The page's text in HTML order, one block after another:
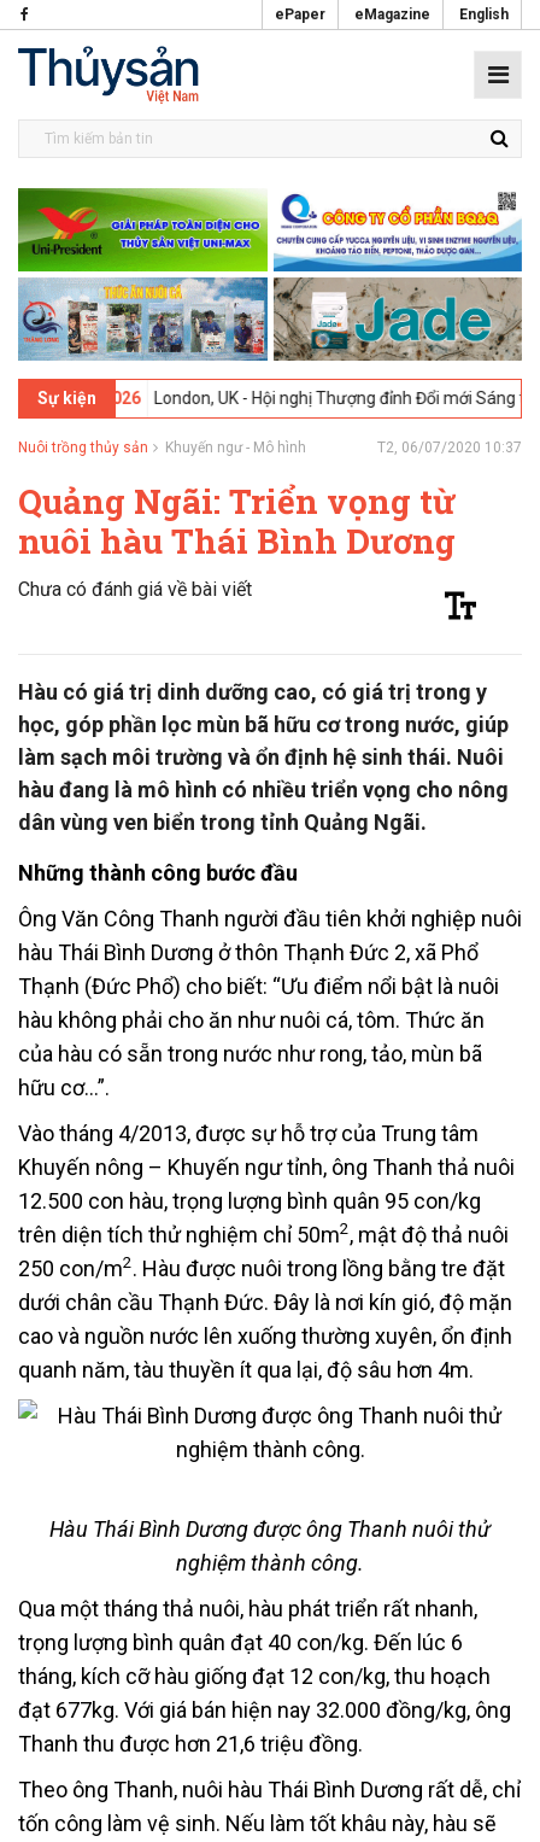
ePaper eMagazine English
Sự kiện
02-2026 London, UK - Hội nghị Thượng đỉnh Đổi mới Sáng tạo trong
Nuôi trồng thủy sản Khuyến ngư - Mô hình T2, 06/07/2020 10:37
Quảng Ngãi: Triển vọng từ
nuôi hàu Thái Bình Dương
Chưa có đánh giá về bài viết
Hàu có giá trị dinh dưỡng cao, có giá trị trong y
học, góp phần lọc mùn bã hữu cơ trong nước, giúp
làm sạch môi trường và ổn định hệ sinh thái. Nuôi
hàu đang là mô hình có nhiều triển vọng cho nông
dân vùng ven biển trong tỉnh Quảng Ngãi.
Những thành công bước đầu
Ông Văn Công Thanh người đầu tiên khởi nghiệp nuôi
hàu Thái Bình Dương ở thôn Thạnh Đức 2, xã Phổ
Thạnh (Đức Phổ) cho biết: “Ưu điểm nổi bật là nuôi
hàu không phải cho ăn như nuôi cá, tôm. Thức ăn
của hàu có sẵn trong nước như rong, tảo, mùn bã
hữu cơ…”.
Vào tháng 4/2013, được sự hỗ trợ của Trung tâm
Khuyến nông – Khuyến ngư tỉnh, ông Thanh thả nuôi
12.500 con hàu, trọng lượng bình quân 95 con/kg
trên diện tích thử nghiệm chỉ 50m2, mật độ thả nuôi
250 con/m2. Hàu được nuôi trong lồng bằng tre đặt
dưới chân cầu Thạnh Đức. Đây là nơi kín gió, độ mặn
cao và nguồn nước lên xuống thường xuyên, ổn định
quanh năm, tàu thuyền ít qua lại, độ sâu hơn 4m.
Hàu Thái Bình Dương được ông Thanh nuôi thử
nghiệm thành công.
Qua một tháng thả nuôi, hàu phát triển rất nhanh,
trọng lượng bình quân đạt 40 con/kg. Đến lúc 6
tháng, kích cỡ hàu giống đạt 12 con/kg, thu hoạch
đạt 677kg. Với giá bán hiện nay 32.000 đồng/kg, ông
Thanh thu được hơn 21,6 triệu đồng.
Theo ông Thanh, nuôi hàu Thái Bình Dương rất dễ, chỉ
tốn công làm vệ sinh. Nếu làm tốt khâu này, hàu sẽ